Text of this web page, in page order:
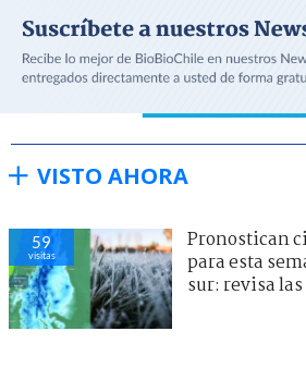
VISTO AHORA
59
visitas
Pronostican
para esta
sur: revisa